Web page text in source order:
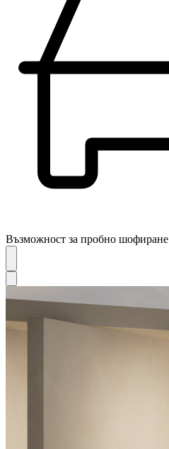
Възможност за пробно шофиране